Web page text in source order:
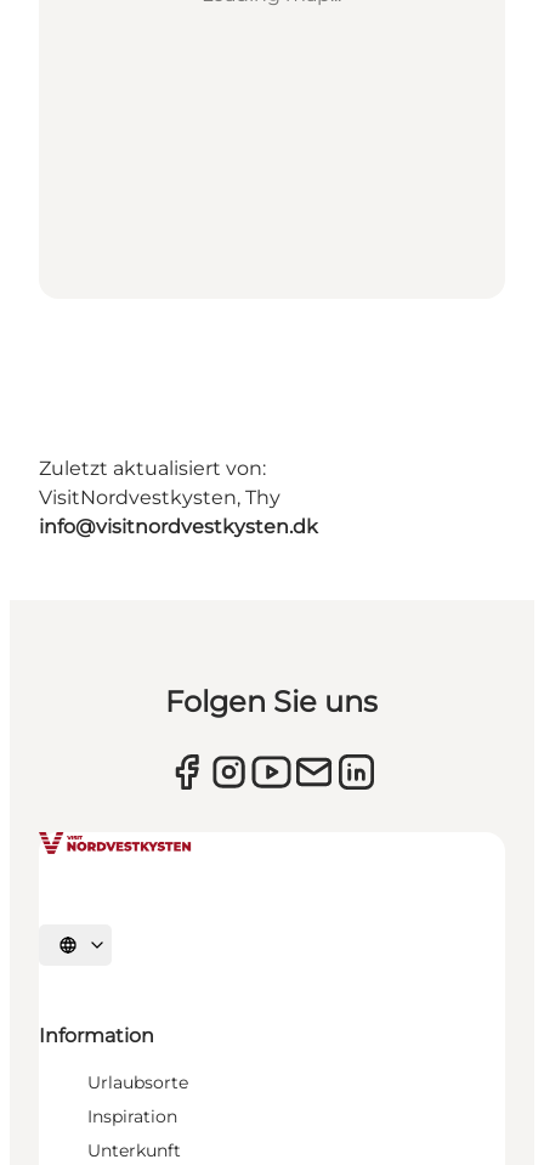
Zuletzt aktualisiert von:
VisitNordvestkysten, Thy
info@visitnordvestkysten.dk
Folgen Sie uns
Sprache auswählen
Information
Urlaubsorte
Inspiration
Unterkunft